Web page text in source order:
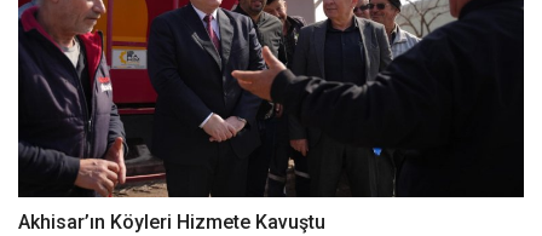
Akhisar’ın Köyleri Hizmete Kavuştu